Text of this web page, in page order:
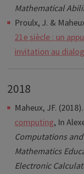
Mathematical
Proulx, J. &
21e siècle : un
invitation au
2018
Maheux, JF. (2018).
computing, In
Computations
Mathematics
Electronic